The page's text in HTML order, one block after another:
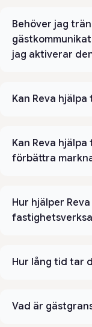
Behöver jag
jag aktiverar
Kan Reva
Kan Reva
förbättra
Hur hjälper
Hur lång tid tar
Vad är